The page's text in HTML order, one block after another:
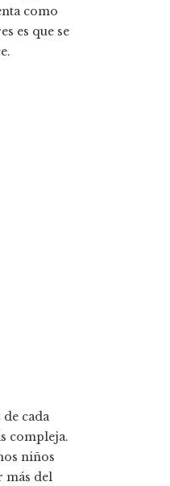
como
es que se
de cada
compleja.
niños
más del